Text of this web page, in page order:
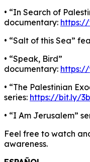
• “In Search of
documentary: https://
• “Salt of this Sea”
• “Speak, Bird”
documentary:
• “The Palestinian
series: https://bit.ly/
• “I Am Jerusalem”
Feel free to watch
awareness.